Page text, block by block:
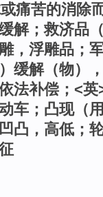
痛苦的消除
解；救济品
，浮雕品；
缓解（物）
法补偿；<
车；凸现（
凸，高低；